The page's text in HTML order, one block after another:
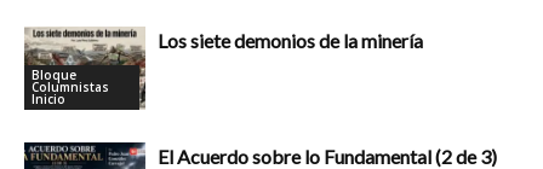
Bloque
Columnistas
Inicio
Los siete demonios de la minería
El Acuerdo sobre lo Fundamental (2 de 3)